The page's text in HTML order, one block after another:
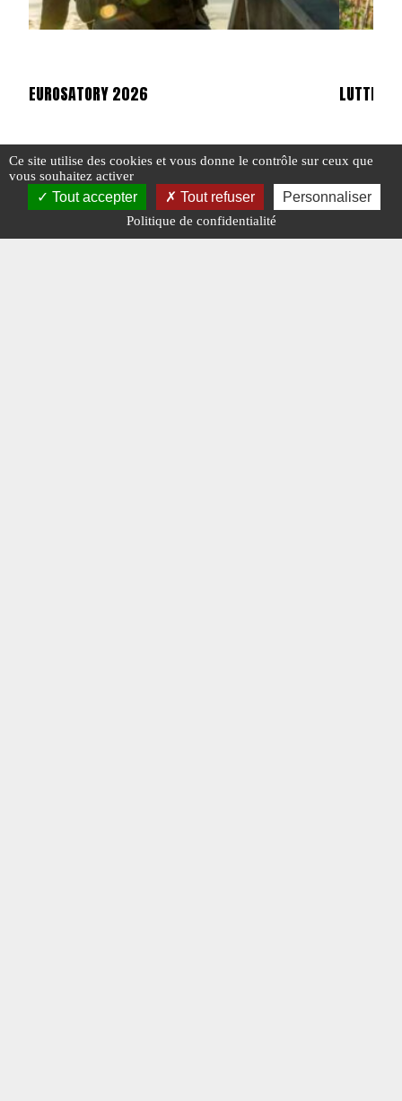
EUROSATORY 2026
#ÉQUIPEMENTS #EUROSATORY #N°481 #NOUVEAUTÉS
#SALON
LUTTE
#CONTRATS
#N°406
Ce site utilise des cookies et vous donne le contrôle sur ceux que
vous souhaitez activer
Tout accepter Tout refuser Personnaliser
Politique de confidentialité